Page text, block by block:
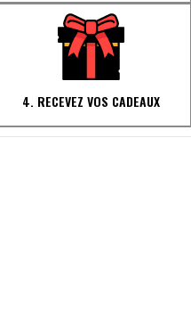
4. RECEVEZ VOS CADEAUX